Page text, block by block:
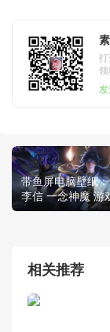
带鱼屏电脑壁纸
李信 一念神魔 游
相关推荐